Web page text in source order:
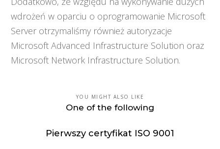
wdrożeń w oparciu o oprogramowanie Microsoft
Server otrzymaliśmy również autoryzacje
Microsoft Advanced Infrastructure Solution oraz
Microsoft Network Infrastructure Solution.
YOU MIGHT ALSO LIKE
One of the following
Pierwszy certyfikat ISO 9001